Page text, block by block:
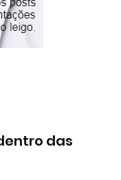
das